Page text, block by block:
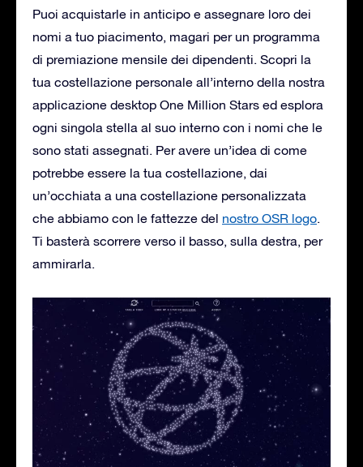
Puoi acquistarle in anticipo e assegnare loro dei
nomi a tuo piacimento, magari per un programma
di premiazione mensile dei dipendenti. Scopri la
tua costellazione personale all’interno della nostra
applicazione desktop One Million Stars ed esplora
ogni singola stella al suo interno con i nomi che le
sono stati assegnati. Per avere un’idea di come
potrebbe essere la tua costellazione, dai
un’occhiata a una costellazione personalizzata
che abbiamo con le fattezze del nostro OSR logo.
Ti basterà scorrere verso il basso, sulla destra, per
ammirarla.